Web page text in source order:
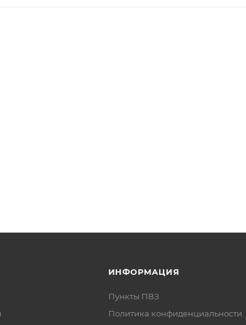
ИНФОРМАЦИЯ
Пункты ПВЗ
Политика конфиденциальности